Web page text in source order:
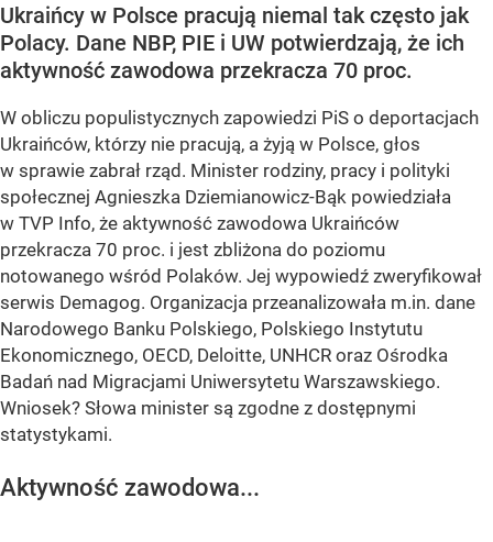
Ukraińcy w Polsce pracują niemal tak często jak
Polacy. Dane NBP, PIE i UW potwierdzają, że ich
aktywność zawodowa przekracza 70 proc.
W obliczu populistycznych zapowiedzi PiS o deportacjach
Ukraińców, którzy nie pracują, a żyją w Polsce, głos
w sprawie zabrał rząd. Minister rodziny, pracy i polityki
społecznej Agnieszka Dziemianowicz-Bąk powiedziała
w TVP Info, że aktywność zawodowa Ukraińców
przekracza 70 proc. i jest zbliżona do poziomu
notowanego wśród Polaków. Jej wypowiedź zweryfikował
serwis Demagog. Organizacja przeanalizowała m.in. dane
Narodowego Banku Polskiego, Polskiego Instytutu
Ekonomicznego, OECD, Deloitte, UNHCR oraz Ośrodka
Badań nad Migracjami Uniwersytetu Warszawskiego.
Wniosek? Słowa minister są zgodne z dostępnymi
statystykami.
Aktywność zawodowa...